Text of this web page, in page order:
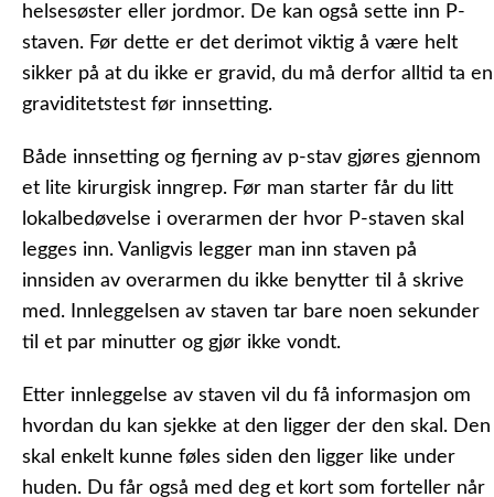
helsesøster eller jordmor. De kan også sette inn P-
staven. Før dette er det derimot viktig å være helt
sikker på at du ikke er gravid, du må derfor alltid ta en
graviditetstest før innsetting.
Både innsetting og fjerning av p-stav gjøres gjennom
et lite kirurgisk inngrep. Før man starter får du litt
lokalbedøvelse i overarmen der hvor P-staven skal
legges inn. Vanligvis legger man inn staven på
innsiden av overarmen du ikke benytter til å skrive
med. Innleggelsen av staven tar bare noen sekunder
til et par minutter og gjør ikke vondt.
Etter innleggelse av staven vil du få informasjon om
hvordan du kan sjekke at den ligger der den skal. Den
skal enkelt kunne føles siden den ligger like under
huden. Du får også med deg et kort som forteller når